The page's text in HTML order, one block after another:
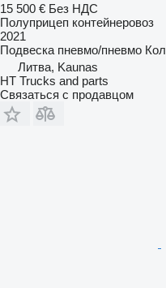
15 500 € Без НДС
Полуприцеп контейнеровоз
2021
Подвеска пневмо/пневмо
Литва, Kaunas
HT Trucks and parts
Связаться с продавцом